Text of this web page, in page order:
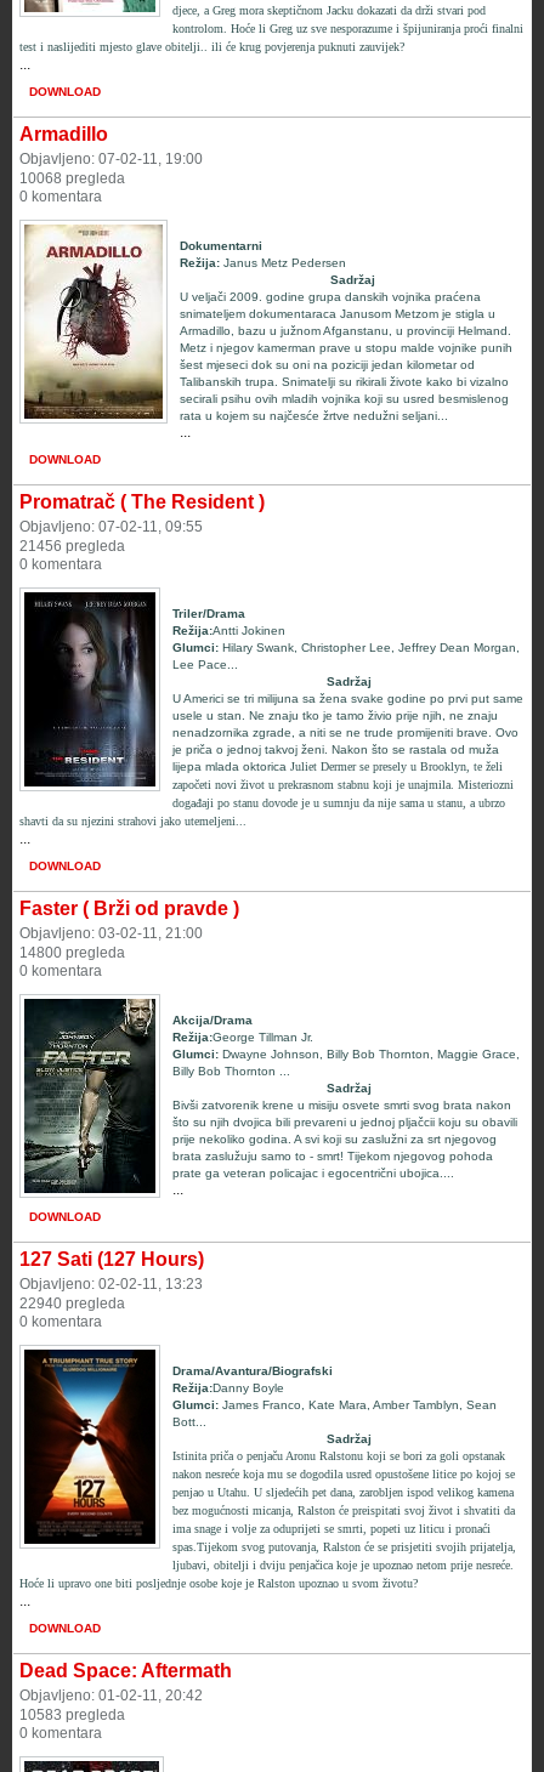
djece, a Greg mora skeptičnom Jacku dokazati da drži stvari pod
kontrolom. Hoće li Greg uz sve nesporazume i špijuniranja proći finalni
test i naslijediti mjesto glave obitelji.. ili će krug povjerenja puknuti zauvijek?
...
DOWNLOAD
Armadillo
Objavljeno: 07-02-11, 19:00
10068 pregleda
0 komentara
Dokumentarni
Režija: Janus Metz Pedersen
Sadržaj
U veljači 2009. godine grupa danskih vojnika praćena
snimateljem dokumentaraca Janusom Metzom je stigla u
Armadillo, bazu u južnom Afganstanu, u provinciji Helmand
Metz i njegov kamerman prave u stopu malde vojnike punih
šest mjeseci dok su oni na poziciji jedan kilometar od
Talibanskih trupa. Snimatelji su rikirali živote kako bi vizalno
secirali psihu ovih mladih vojnika koji su usred besmislenog
rata u kojem su najčesće žrtve nedužni seljani...
...
DOWNLOAD
Promatrač ( The Resident )
Objavljeno: 07-02-11, 09:55
21456 pregleda
0 komentara
Triler/Drama
Režija:Antti Jokinen
Glumci: Hilary Swank Christopher Lee Jeffrey Dean Morgan
Lee Pace
Sadržaj
U Americi se tri milijuna sa žena svake godine po prvi put same
usele u stan. Ne znaju tko je tamo živio prije njih, ne znaju
nenadzornika zgrade, a niti se ne trude promijeniti brave. Ovo
je priča o jednoj takvoj ženi. Nakon što se rastala od muža
lijepa mlada oktorica Juliet Dermerse presely u Brooklyn, te želi
započeti novi život u prekrasnom stabnu koji je unajmila. Misteriozni
događaji po stanu dovode je u sumnju da nije sama u stanu, a ubrzo
shavti da su njezini strahovi jako utemeljeni...
...
DOWNLOAD
Faster ( Brži od pravde )
Objavljeno: 03-02-11, 21:00
14800 pregleda
0 komentara
Akcija/Drama
Režija:George Tillman Jr.
Glumci: Dwayne Johnson Billy Bob Thornton Maggie Grace
Billy Bob Thornton
Sadržaj
Bivši zatvorenik krene u misiju osvete smrti svog brata nakon
što su njih dvojica bili prevareni u jednoj pljačcii koju su obavili
prije nekoliko godina. A svi koji su zaslužni za srt njegovog
brata zaslužuju samo to - smrt! Tijekom njegovog pohoda
prate ga veteran policajac i egocentrični ubojica....
...
DOWNLOAD
127 Sati (127 Hours)
Objavljeno: 02-02-11, 13:23
22940 pregleda
0 komentara
Drama/Avantura/Biografski
Režija:Danny Boyle
Glumci: James Franco Kate Mara Amber Tamblyn
Sean
Bott
Sadržaj
Istinita priča o penjaču Aronu Ralstonu koji se bori za goli opstanak
nakon nesreće koja mu se dogodila usred opustošene litice po kojoj se
penjao u Utahu. U sljedećih pet dana, zarobljen ispod velikog kamena
bez mogućnosti micanja, Ralston će preispitati svoj život i shvatiti da
ima snage i volje za oduprijeti se smrti, popeti uz liticu i pronaći
spas.Tijekom svog putovanja, Ralston će se prisjetiti svojih prijatelja,
ljubavi, obitelji i dviju penjačica koje je upoznao netom prije nesreće.
Hoće li upravo one biti posljednje osobe koje je Ralston upoznao u svom životu?
...
DOWNLOAD
Dead Space: Aftermath
Objavljeno: 01-02-11, 20:42
10583 pregleda
0 komentara